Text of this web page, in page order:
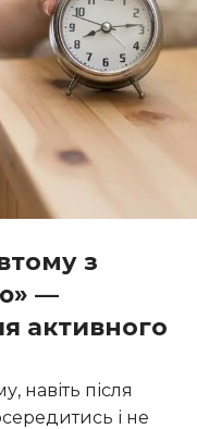
з
—
активного
навіть після
і не